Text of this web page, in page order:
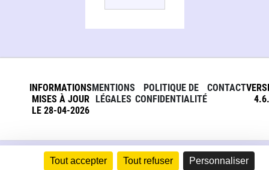
Tout accepter Tout refuser Personnaliser
INFORMATIONS
MISES À JOUR
LE 28-04-2026
MENTIONS
LÉGALES
POLITIQUE DE
CONFIDENTIALITÉ
CONTACT